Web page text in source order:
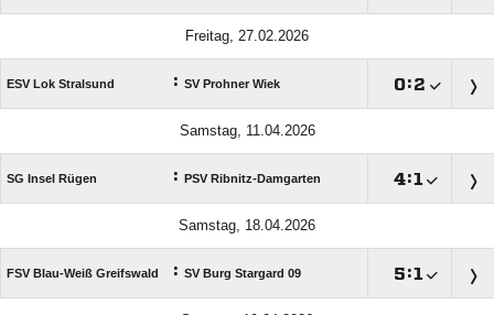
Freitag, 27.02.2026
ESV Lok Stralsund : SV Prohner Wiek :
Samstag, 11.04.2026
SG Insel Rügen : PSV Ribnitz-Damgarten :
Samstag, 18.04.2026
FSV Blau-Weiß Greifswald : SV Burg Stargard 09 :